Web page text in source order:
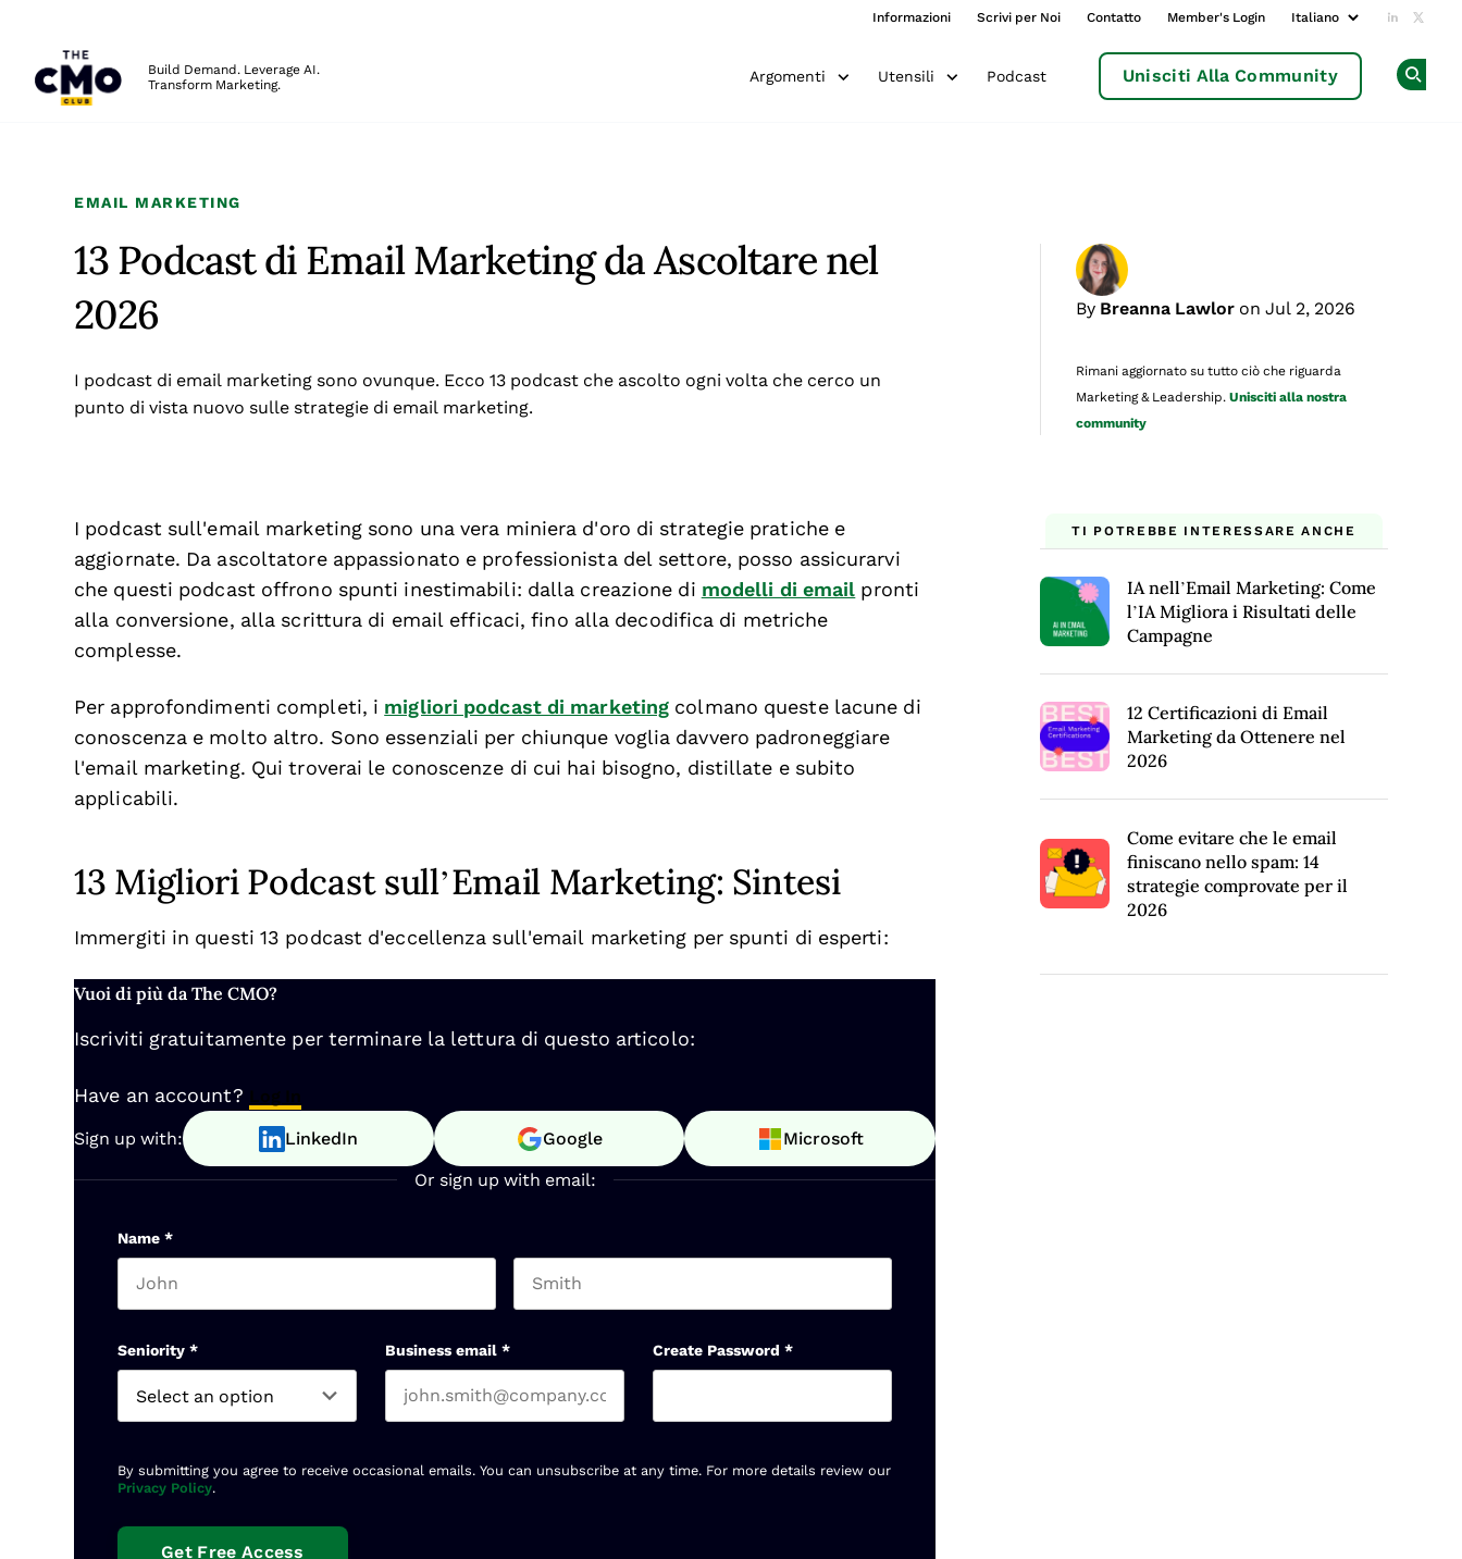
Informazioni Scrivi per Noi Contatto Member's Login Add us
Build Demand. Leverage AI.
Transform Marketing.
Argomenti Utensili Podcast Unisciti Alla Community
EMAIL MARKETING
13 Podcast di Email Marketing da Ascoltare nel
2026
By Breanna Lawlor on Jul 2, 2026
Rimani aggiornato su tutto ciò che riguarda
Marketing & Leadership. Unisciti alla nostra
community
I podcast di email marketing sono ovunque. Ecco 13 podcast che ascolto ogni volta che cerco un
punto di vista nuovo sulle strategie di email marketing.
I podcast sull'email marketing sono una vera miniera d'oro di strategie pratiche e
aggiornate. Da ascoltatore appassionato e professionista del settore, posso assicurarvi
che questi podcast offrono spunti inestimabili: dalla creazione di modelli di email pronti
alla conversione, alla scrittura di email efficaci, fino alla decodifica di metriche
complesse.
Per approfondimenti completi, i migliori podcast di marketing colmano queste lacune di
conoscenza e molto altro. Sono essenziali per chiunque voglia davvero padroneggiare
l'email marketing. Qui troverai le conoscenze di cui hai bisogno, distillate e subito
applicabili.
13 Migliori Podcast sull’Email Marketing: Sintesi
Immergiti in questi 13 podcast d'eccellenza sull'email marketing per spunti di esperti:
Vuoi di più da The CMO?
Iscriviti gratuitamente per terminare la lettura di questo articolo:
Have an account? Log In
Sign up with: LinkedIn Google Microsoft
Or sign up with email:
Name *
Seniority * Business email * Create Password *
By submitting you agree to receive occasional emails. You can unsubscribe at any time. For more details review our
Privacy Policy.
TI POTREBBE INTERESSARE ANCHE
IA nell’Email Marketing: Come
l’IA Migliora i Risultati delle
Campagne
12 Certificazioni di Email
Marketing da Ottenere nel
2026
Come evitare che le email
finiscano nello spam: 14
strategie comprovate per il
2026